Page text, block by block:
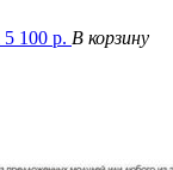
5 100 р. В корзину